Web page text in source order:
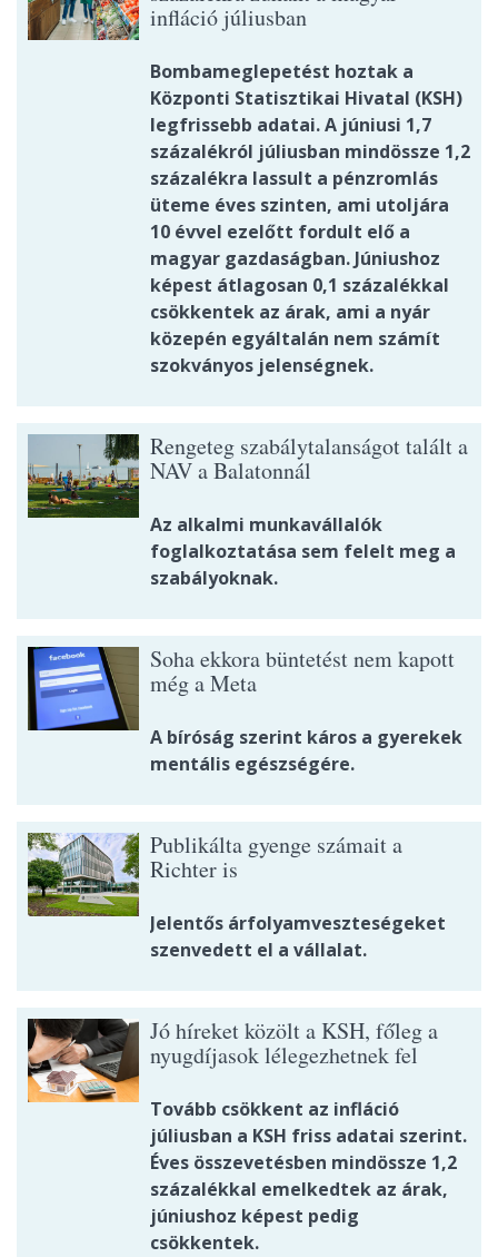
infláció júliusban
Bombameglepetést hoztak a
Központi Statisztikai Hivatal (KSH)
legfrissebb adatai. A júniusi 1,7
százalékról júliusban mindössze 1,2
százalékra lassult a pénzromlás
üteme éves szinten, ami utoljára
10 évvel ezelőtt fordult elő a
magyar gazdaságban. Júniushoz
képest átlagosan 0,1 százalékkal
csökkentek az árak, ami a nyár
közepén egyáltalán nem számít
szokványos jelenségnek.
Rengeteg szabálytalanságot talált a
NAV a Balatonnál
Az alkalmi munkavállalók
foglalkoztatása sem felelt meg a
szabályoknak.
Soha ekkora büntetést nem kapott
még a Meta
A bíróság szerint káros a gyerekek
mentális egészségére.
Publikálta gyenge számait a
Richter is
Jelentős árfolyamveszteségeket
szenvedett el a vállalat.
Jó híreket közölt a KSH, főleg a
nyugdíjasok lélegezhetnek fel
Tovább csökkent az infláció
júliusban a KSH friss adatai szerint.
Éves összevetésben mindössze 1,2
százalékkal emelkedtek az árak,
júniushoz képest pedig
csökkentek.